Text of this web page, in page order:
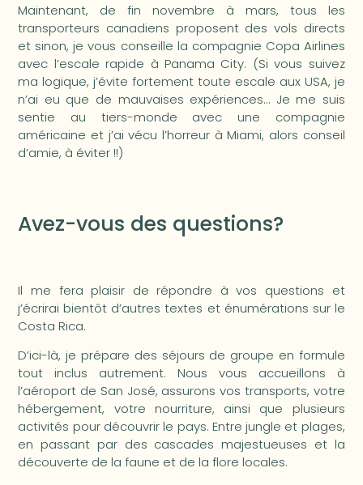
Maintenant, de fin novembre à mars, tous les
transporteurs canadiens proposent des vols directs
et sinon, je vous conseille la compagnie Copa Airlines
avec l’escale rapide à Panama City. (Si vous suivez
ma logique, j’évite fortement toute escale aux USA, je
n’ai eu que de mauvaises expériences… Je me suis
sentie au tiers-monde avec une compagnie
américaine et j’ai vécu l’horreur à Miami, alors conseil
d’amie, à éviter !!)
Avez-vous des questions?
Il me fera plaisir de répondre à vos questions et
j’écrirai bientôt d’autres textes et énumérations sur le
Costa Rica.
D’ici-là, je prépare des séjours de groupe en formule
tout inclus autrement. Nous vous accueillons à
l’aéroport de San José, assurons vos transports, votre
hébergement, votre nourriture, ainsi que plusieurs
activités pour découvrir le pays. Entre jungle et plages,
en passant par des cascades majestueuses et la
découverte de la faune et de la flore locales.